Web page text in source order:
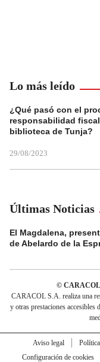
Lo más leído
¿Qué pasó con el
responsabilidad
biblioteca de Tunja?
29/08/2023
Últimas Noticias
El Magdalena,
de Abelardo de la
© CARACOL
CARACOL S.A. realiza una
y otras prestaciones accesibles
Aviso legal
Configuración de cookies